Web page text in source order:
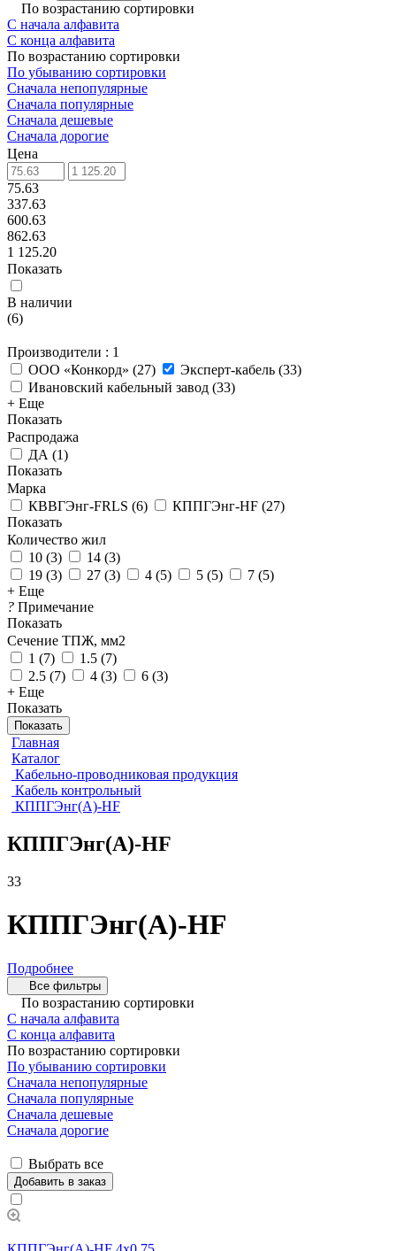
По возрастанию сортировки
С начала алфавита
С конца алфавита
По возрастанию сортировки
По убыванию сортировки
Сначала непопулярные
Сначала популярные
Сначала дешевые
Сначала дорогие
Цена
75.63
337.63
600.63
862.63
1 125.20
Показать
В наличии
(6)
Производители : 1
ООО «Конкорд» (27) Эксперт-кабель (33)
Ивановский кабельный завод (33)
+ Еще
Показать
Распродажа
ДА (1)
Показать
Марка
КВВГЭнг-FRLS (6) КППГЭнг-HF (27)
Показать
Количество жил
10 (3) 14 (3)
19 (3) 27 (3) 4 (5) 5 (5) 7 (5)
+ Еще
? Примечание
Показать
Сечение ТПЖ, мм2
1 (7) 1.5 (7)
2.5 (7) 4 (3) 6 (3)
+ Еще
Показать
Показать
Главная
Каталог
Кабельно-проводниковая продукция
Кабель контрольный
КППГЭнг(А)-HF
КППГЭнг(А)-HF
33
КППГЭнг(А)-HF
Подробнее
Все фильтры
По возрастанию сортировки
С начала алфавита
С конца алфавита
По возрастанию сортировки
По убыванию сортировки
Сначала непопулярные
Сначала популярные
Сначала дешевые
Сначала дорогие
Выбрать все
Добавить в заказ